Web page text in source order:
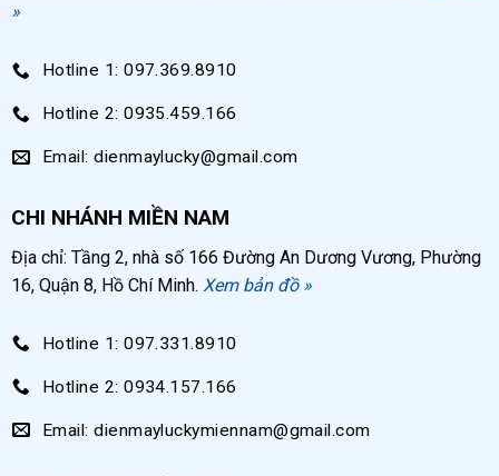
»
Hotline 1: 097.369.8910
Hotline 2: 0935.459.166
Email: dienmaylucky@gmail.com
CHI NHÁNH MIỀN NAM
Địa chỉ: Tầng 2, nhà số 166 Đường An Dương Vương, Phường
16, Quận 8, Hồ Chí Minh. Xem bản đồ »
Hotline 1: 097.331.8910
Hotline 2: 0934.157.166
Email: dienmayluckymiennam@gmail.com